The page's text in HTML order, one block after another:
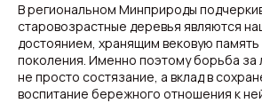
В региональном Минприроды
старовозрастные деревья являются
достоянием, хранящим вековую
поколения. Именно поэтому борьба за
не просто состязание, а вклад в
воспитание бережного отношения к